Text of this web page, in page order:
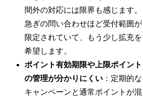
間外の対応には限界も感じます。
急ぎの問い合わせほど受付範囲が
限定されていて、もう少し拡充を
希望します。
ポイント有効期限や上限ポイント
の管理が分かりにくい ：定期的な
キャンペーンと通常ポイントが混